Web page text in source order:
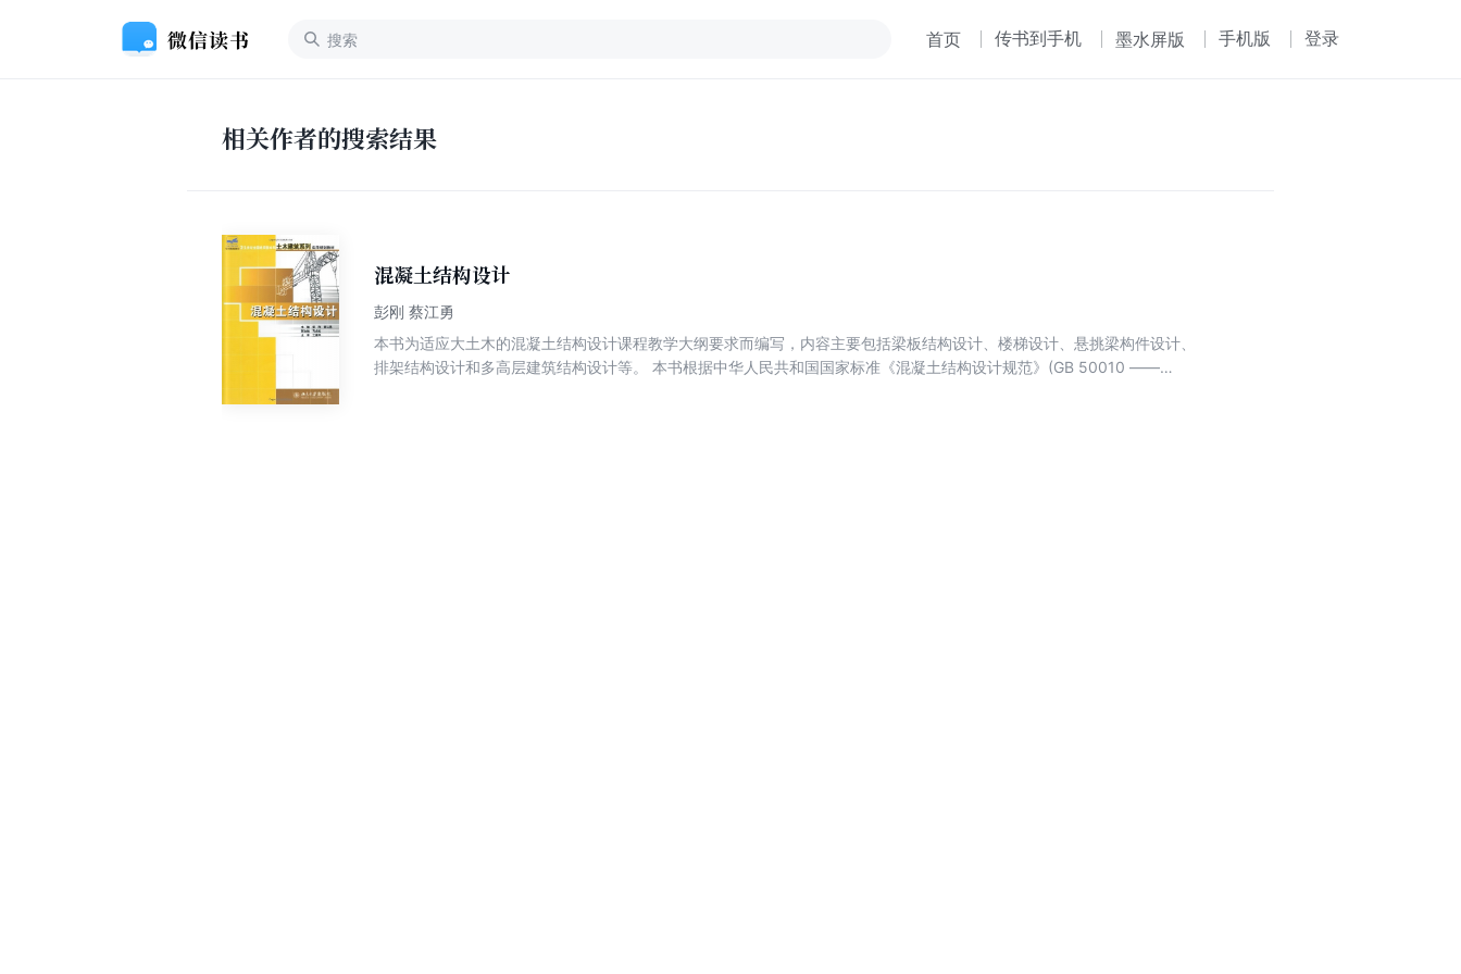
首页 传书到手机 墨水屏版 手机版 登录
相关作者的搜索结果
混凝土结构设计
彭刚 蔡江勇
本书为适应大土木的混凝土结构设计课程教学大纲要求而编写，内容主要包括梁板结构设计、楼梯设计、悬挑梁构件设计、
排架结构设计和多高层建筑结构设计等。 本书根据中华人民共和国国家标准《混凝土结构设计规范》(GB 50010 ——